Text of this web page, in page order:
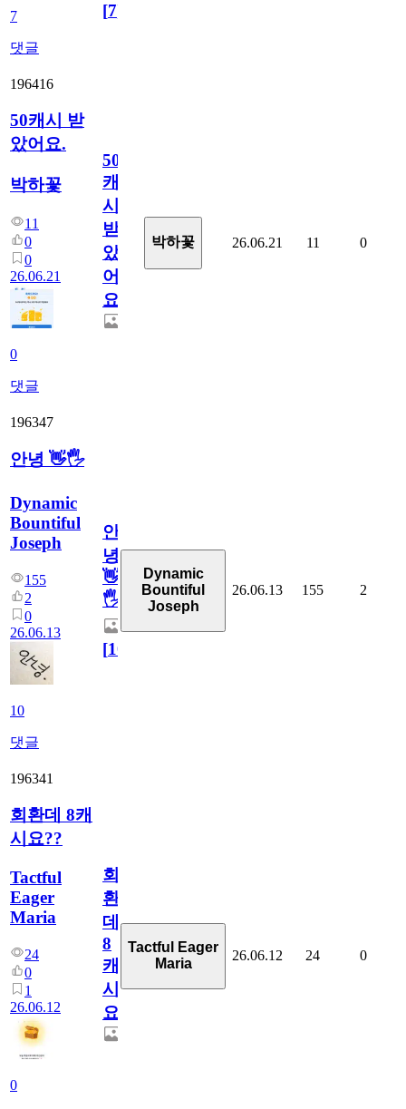
7
댓글
[7]
196416
50캐시 받
았어요.
박하꽃
11
0
0
26.06.21
0
댓글
50
캐
시
받
았
어
요.
박하꽃 26.06.21 11 0
196347
안녕 👋🖐
Dynamic
Bountiful
Joseph
155
2
0
26.06.13
10
댓글
안
녕
👋
🖐
[10
Dynamic
Bountiful
Joseph
26.06.13 155 2
196341
회환데 8캐
시요??
Tactful
Eager
Maria
24
0
1
26.06.12
0
회
환
데
8
캐
시
요??
Tactful Eager
Maria
26.06.12 24 0